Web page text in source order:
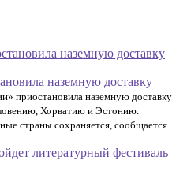
наземную доставку
приостановила наземную доставку
Хорватию и Эстонию.
страны сохраняется, сообщается